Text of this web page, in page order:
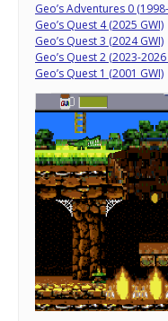
Geo’s Adventures 0
Geo’s Quest 4 (2025 GWI)
Geo’s Quest 3 (2024 GWI)
Geo’s Quest 2 (2023-2026
Geo’s Quest 1 (2001 GWI)